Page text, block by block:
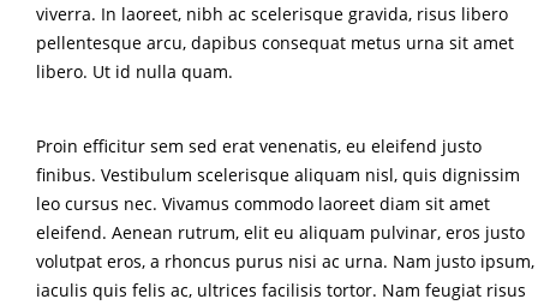
viverra. In laoreet, nibh ac scelerisque gravida, risus libero
pellentesque arcu, dapibus consequat metus urna sit amet
libero. Ut id nulla quam.
Proin efficitur sem sed erat venenatis, eu eleifend justo
finibus. Vestibulum scelerisque aliquam nisl, quis dignissim
leo cursus nec. Vivamus commodo laoreet diam sit amet
eleifend. Aenean rutrum, elit eu aliquam pulvinar, eros justo
volutpat eros, a rhoncus purus nisi ac urna. Nam justo ipsum,
iaculis quis felis ac, ultrices facilisis tortor. Nam feugiat risus